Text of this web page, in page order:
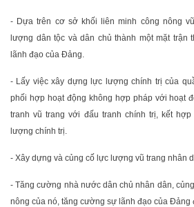
- Dựa trên cơ sở khối liên minh công nông
lượng dân tộc và dân chủ thành một mặt trận
lãnh đạo của Đảng.
- Lấy việc xây dựng lực lượng chính trị của
phối hợp hoạt động không hợp pháp với hoạt
tranh vũ trang với đấu tranh chính trị, kết
lượng chính trị.
- Xây dựng và củng cố lực lượng vũ trang nhân
- Tăng cường nhà nước dân chủ nhân dân,
nông của nó, tăng cường sự lãnh đạo của Đảng